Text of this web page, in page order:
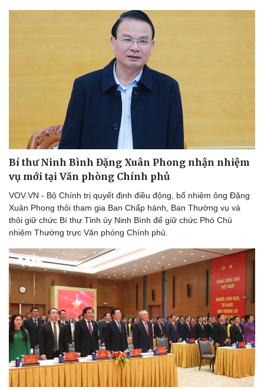
Thể thao
Bóng đá
Lịch thi đấu bóng đá
Thế giới thể thao
eSports
Hậu trường
Ô tô - Xe máy
Ô tô
Xe máy
Tư vấn
Bí thư Ninh Bình Đặng Xuân Phong nhận nhiệm
vụ mới tại Văn phòng Chính phủ
VOV.VN - Bộ Chính trị quyết định điều động, bổ nhiệm ông Đặng
Xuân Phong thôi tham gia Ban Chấp hành, Ban Thường vụ và
thôi giữ chức Bí thư Tỉnh ủy Ninh Bình để giữ chức Phó Chủ
nhiệm Thường trực Văn phòng Chính phủ.